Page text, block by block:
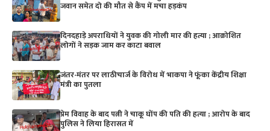
जवान समेत दो की मौत से कैंप में मचा हड़कंप
दिनदहाड़े अपराधियों ने युवक की गोली मार की हत्या ; आक्रोशित
लोगों ने सड़क जाम कर काटा बवाल
जंतर-मंतर पर लाठीचार्ज के विरोध में भाकपा ने फूंका केंद्रीय शिक्षा
मंत्री का पुतला
प्रेम विवाह के बाद पत्नी ने चाकू घोंप की पति की हत्या ; आरोप के बाद
पुलिस ने लिया हिरासत में